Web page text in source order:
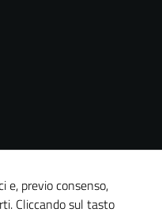
e, previo consenso,
Cliccando sul tasto
non raccolgono
informazioni